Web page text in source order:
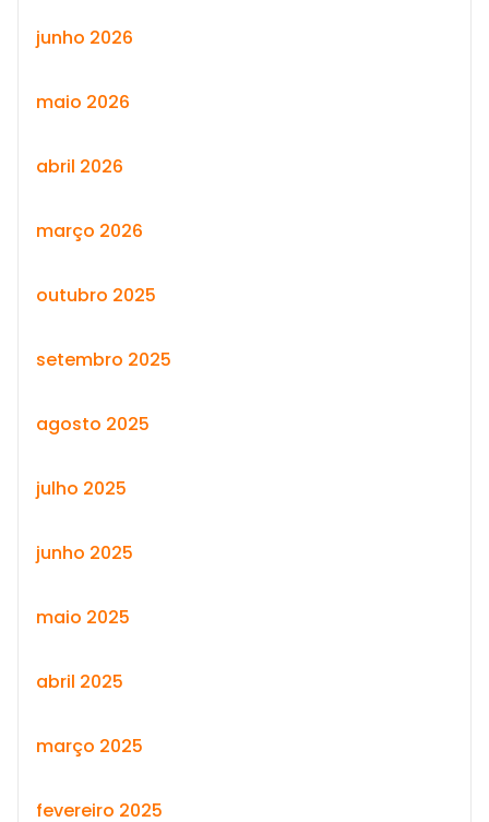
junho 2026
maio 2026
abril 2026
março 2026
outubro 2025
setembro 2025
agosto 2025
julho 2025
junho 2025
maio 2025
abril 2025
março 2025
fevereiro 2025